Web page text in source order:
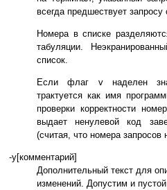
всегда предшествует
Номера в списке
табуляции.
список.
Если флаг v наделен
трактуется как имя
проверки корректности
выдает ненулевой код
(считая, что номера запросов
-y[комментарий]
Дополнительный текст для
изменений. Допустим и